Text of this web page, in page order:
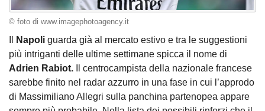
© foto di www.imagephotoagency.it
Napoli guarda già al mercato estivo e tra le suggestioni
più intriganti delle ultime settimane spicca il nome di
Adrien Rabiot.
Il centrocampista della nazionale francese
sarebbe finito nel radar azzurro in una fase in cui l’approdo
di Massimiliano Allegri sulla panchina partenopea appare